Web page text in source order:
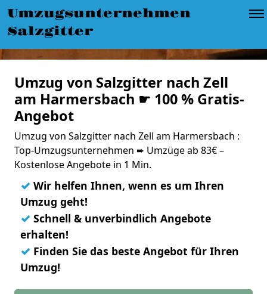
Umzugsunternehmen
Salzgitter
Umzug von Salzgitter nach Zell
am Harmersbach ☛ 100 % Gratis-
Angebot
Umzug von Salzgitter nach Zell am Harmersbach :
Top-Umzugsunternehmen ➨ Umzüge ab 83€ –
Kostenlose Angebote in 1 Min.
✓ Wir helfen Ihnen, wenn es um Ihren
Umzug geht!
✓ Schnell & unverbindlich Angebote
erhalten!
✓ Finden Sie das beste Angebot für Ihren
Umzug!